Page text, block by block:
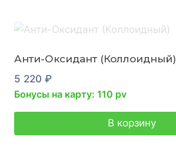
Анти-Оксидант (Коллоидный)
5 220 ₽
Бонусы на карту: 110 pv
В корзину